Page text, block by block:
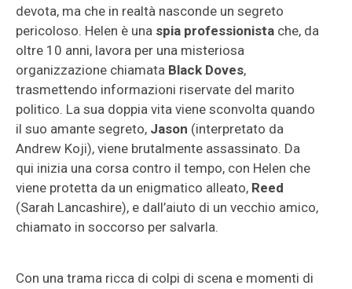
devota, ma che in realtà nasconde un segreto
pericoloso. Helen è una spia professionista che, da
oltre 10 anni, lavora per una misteriosa
organizzazione chiamata Black Doves,
trasmettendo informazioni riservate del marito
politico. La sua doppia vita viene sconvolta quando
il suo amante segreto, Jason (interpretato da
Andrew Koji), viene brutalmente assassinato. Da
qui inizia una corsa contro il tempo, con Helen che
viene protetta da un enigmatico alleato, Reed
(Sarah Lancashire), e dall’aiuto di un vecchio amico,
chiamato in soccorso per salvarla.
Con una trama ricca di colpi di scena e momenti di